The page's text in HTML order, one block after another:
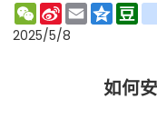
WeChat
Sina
Weibo
EmailQzone
2025/5/8
如何